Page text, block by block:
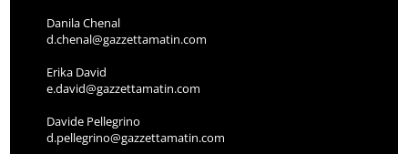
Danila Chenal
d.chenal@gazzettamatin.com
Erika David
e.david@gazzettamatin.com
Davide Pellegrino
d.pellegrino@gazzettamatin.com